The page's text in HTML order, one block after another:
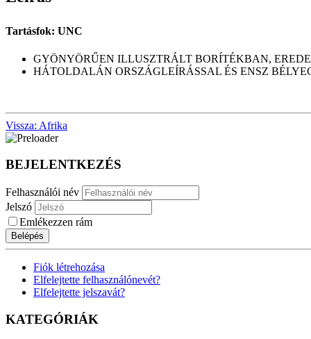
Tartásfok: UNC
GYÖNYÖRŰEN ILLUSZTRÁLT BORÍTÉKBAN,
HÁTOLDALÁN ORSZÁGLEÍRÁSSAL ÉS ENSZ
Vissza: Afrika
BEJELENTKEZÉS
Felhasználói név
Jelszó
Emlékezzen rám
Belépés
Fiók létrehozása
Elfelejtette felhasználónevét?
Elfelejtette jelszavát?
KATEGÓRIÁK